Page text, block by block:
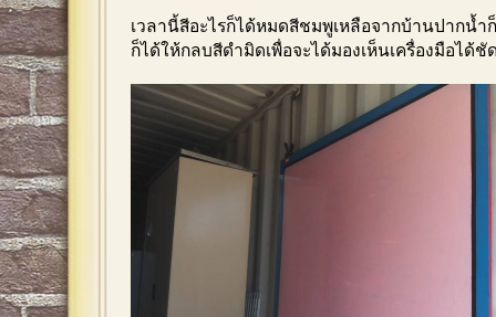
เวลานี้สีอะไรก็ได้หมดสีชมพูเหลือจากบ้านปากน้ำ
ก็ได้ให้กลบสีดำมิดเพื่อจะได้มองเห็นเครื่องมือได้ชั